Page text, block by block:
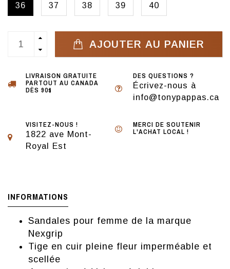
36 37 38 39 40
AJOUTER AU PANIER
LIVRAISON GRATUITE
PARTOUT AU CANADA
DÈS 90$
DES QUESTIONS ?
Écrivez-nous à
info@tonypappas.ca
VISITEZ-NOUS !
1822 ave Mont-
Royal Est
MERCI DE SOUTENIR
L'ACHAT LOCAL !
INFORMATIONS
Sandales pour femme de la marque
Nexgrip
Tige en cuir pleine fleur imperméable et
scellée